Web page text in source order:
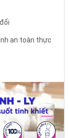
an toàn thực